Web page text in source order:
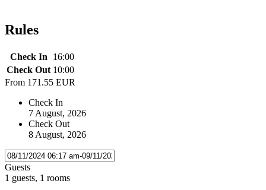
Rules
Check In
16:00
Check Out 10:00
From 171.55 EUR
Check In
7 August, 2026
Check Out
8 August, 2026
Guests
1 guests, 1 rooms